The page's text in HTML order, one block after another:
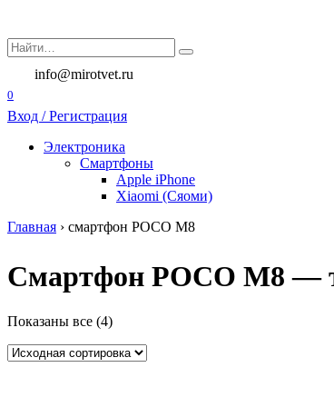
содержанию
Search
for:
info@mirotvet.ru
0
Вход / Регистрация
Электроника
Смартфоны
Apple iPhone
Xiaomi (Сяоми)
Главная › смартфон POCO M8
Смартфон POCO M8 —
Показаны все (4)